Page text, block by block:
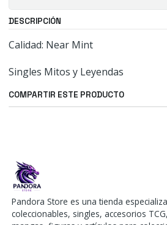
DESCRIPCIÓN
Calidad: Near Mint
Singles Mitos y Leyendas
COMPARTIR ESTE PRODUCTO
Pandora Store es una tienda
coleccionables, singles, accesorios